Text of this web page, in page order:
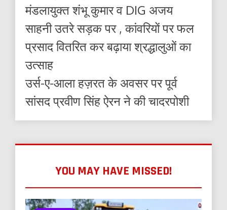
मंडलायुक्त शंभू कुमार व DIG अजय
साहनी उतरे सड़क पर , कांवरियों पर फल
प्रसाद वितरित कर बढ़ाया श्रद्धालुओं का
उत्साह
उर्स-ए-आला हज़रत के अवसर पर पूर्व
सांसद प्रवीण सिंह ऐरन ने की चादरपोशी
YOU MAY HAVE MISSED!